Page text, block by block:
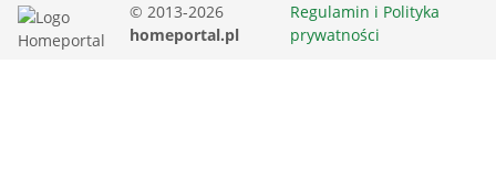
© 2013-2026
homeportal.pl
Regulamin i Polityka
prywatności